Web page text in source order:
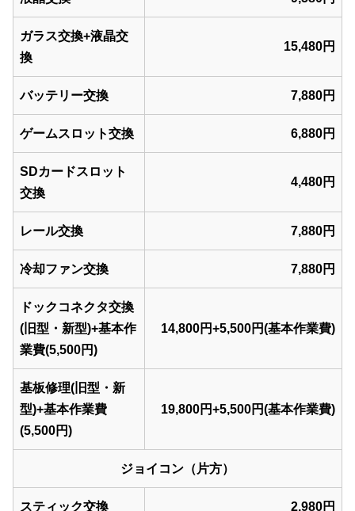
ガラス交換+液晶交
換
15,480円
バッテリー交換 7,880円
ゲームスロット交換 6,880円
SDカードスロット
交換
4,480円
レール交換 7,880円
冷却ファン交換 7,880円
ドックコネクタ交換
(旧型・新型)+基本作
業費(5,500円)
14,800円+5,500円(基本作業費)
基板修理(旧型・新
型)+基本作業費
(5,500円)
19,800円+5,500円(基本作業費)
ジョイコン（片方）
スティック交換 2,980円